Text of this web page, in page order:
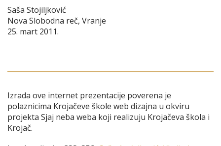
Saša Stojiljković
Nova Slobodna reč, Vranje
25. mart 2011.
Izrada ove internet prezentacije poverena je
polaznicima Krojačeve škole web dizajna u okviru
projekta Sjaj neba weba koji realizuju Krojačeva škola i
Krojač.